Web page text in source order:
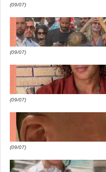
(09/07)
(09/07)
(09/07)
(09/07)